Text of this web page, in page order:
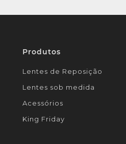
Produtos
Lentes de Reposição
Lentes sob medida
Acessórios
King Friday